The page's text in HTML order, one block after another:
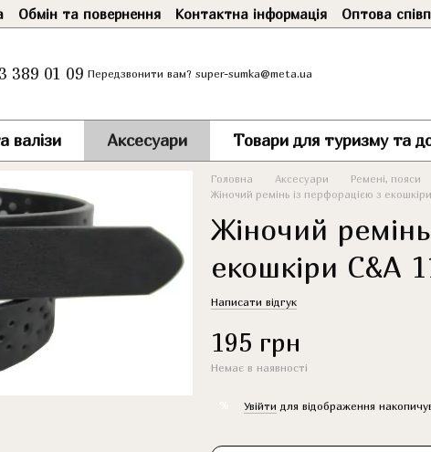
Обмін та повернення Контактна інформація Оптова
389 01 09 Передзвонити вам? super-sumka@meta.ua
валізи Аксесуари Товари для туризму та
Головна Аксесуари Ремені, пояси
Жіночий ремінь із перфорацією з
Жіночий
екошкіри C&A
Написати відгук
195 грн
Немає в наявності
Увійти для відображення